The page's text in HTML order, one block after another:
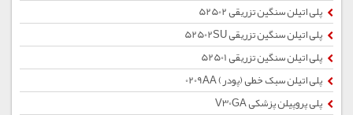
پلی اتیلن سنگین تزریقی 52502
پلی اتیلن سنگین تزریقی 52502SU
پلی اتیلن سنگین تزریقی 52501
پلی اتیلن سبک خطی (پودر) 0209AA
پلی پروپیلن پزشکی V30GA